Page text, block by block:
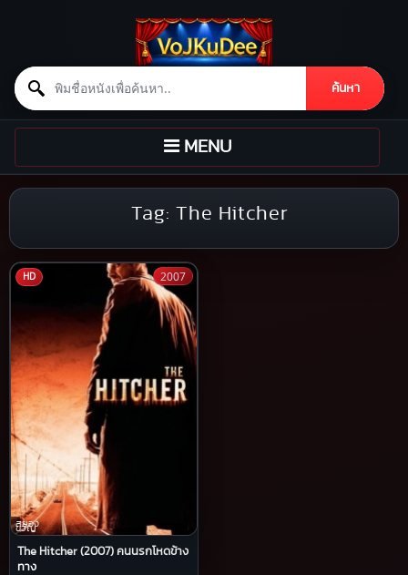
Search for:
ค้นหา
Skip to content
TOGGLE
NAVIGATION
MENU
Tag: The Hitcher
HD
สยอง
ขวัญ
The Hitcher (2007) คนนรกโหดข้าง
ทาง
2007